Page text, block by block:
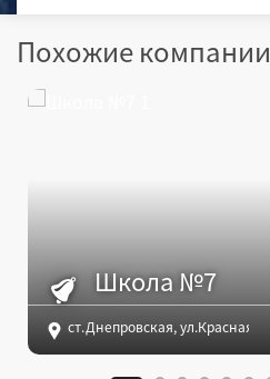
Похожие компании
Школа №7
ст.Днепровская, ул.Красная, 50